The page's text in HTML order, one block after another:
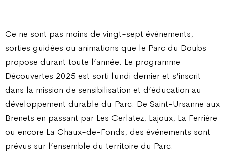
Ce ne sont pas moins de vingt-sept événements,
sorties guidées ou animations que le Parc du Doubs
propose durant toute l’année. Le programme
Découvertes 2025 est sorti lundi dernier et s’inscrit
dans la mission de sensibilisation et d’éducation au
développement durable du Parc. De Saint-Ursanne aux
Brenets en passant par Les Cerlatez, Lajoux, La Ferrière
ou encore La Chaux-de-Fonds, des événements sont
prévus sur l’ensemble du territoire du Parc.